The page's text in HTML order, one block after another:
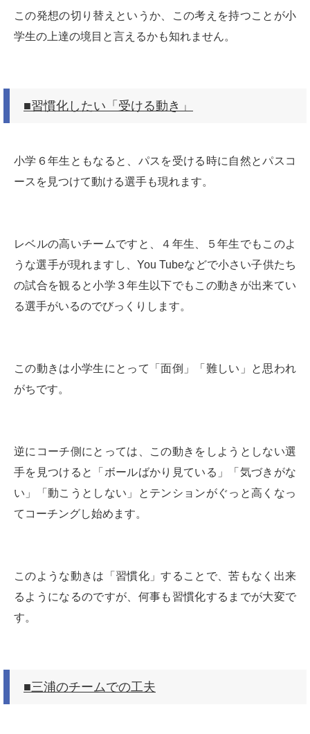
この発想の切り替えというか、この考えを持つことが小
学生の上達の境目と言えるかも知れません。
■習慣化したい「受ける動き」
小学６年生ともなると、パスを受ける時に自然とパスコ
ースを見つけて動ける選手も現れます。
レベルの高いチームですと、４年生、５年生でもこのよ
うな選手が現れますし、You Tubeなどで小さい子供たち
の試合を観ると小学３年生以下でもこの動きが出来てい
る選手がいるのでびっくりします。
この動きは小学生にとって「面倒」「難しい」と思われ
がちです。
逆にコーチ側にとっては、この動きをしようとしない選
手を見つけると「ボールばかり見ている」「気づきがな
い」「動こうとしない」とテンションがぐっと高くなっ
てコーチングし始めます。
このような動きは「習慣化」することで、苦もなく出来
るようになるのですが、何事も習慣化するまでが大変で
す。
■三浦のチームでの工夫